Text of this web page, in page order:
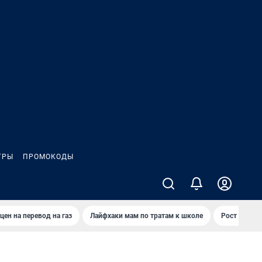
ПРОМОКОДЫ
на перевод на газ Лайфхаки мам по тратам к школе Рост цен на